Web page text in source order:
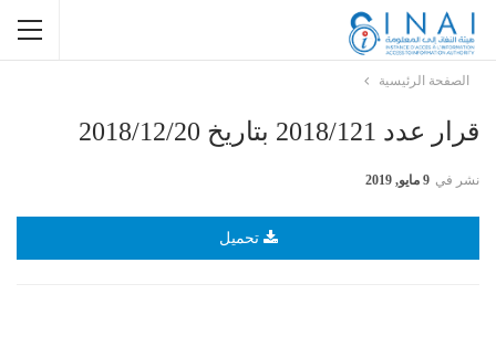
الصفحة الرئيسية
قرار عدد 2018/121 بتاريخ 2018/12/20
نشر في 9 مايو, 2019
تحميل